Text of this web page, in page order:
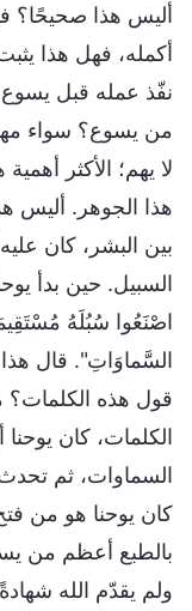
أليس هذا صحيحًا؟
أكمله، فهل هذا
نفّذ عمله قبل
من يسوع؟ سواء
لا يهم؛ الأكثر
هذا الجوهر. أليس
بين البشر، كان
السبيل. حين بدأ
اصْنَعُوا سُبُلَهُ
السَّماوَاتِ". قال هذا
قول هذه الكلمات؟
الكلمات، كان
السماوات، ثم
كان يوحنا هو من
بالطبع أعظم من
ولم يقدّم الله